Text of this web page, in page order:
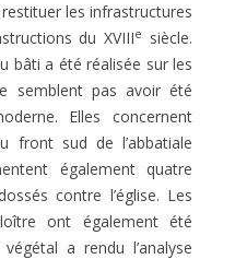
les infrastructures
du XVIIIe
siècle.
bâti a été réalisée sur les
semblent pas avoir été
Elles concernent
front sud de l’abbatiale
également quatre
contre l’église. Les
ont également été
a rendu l’analyse